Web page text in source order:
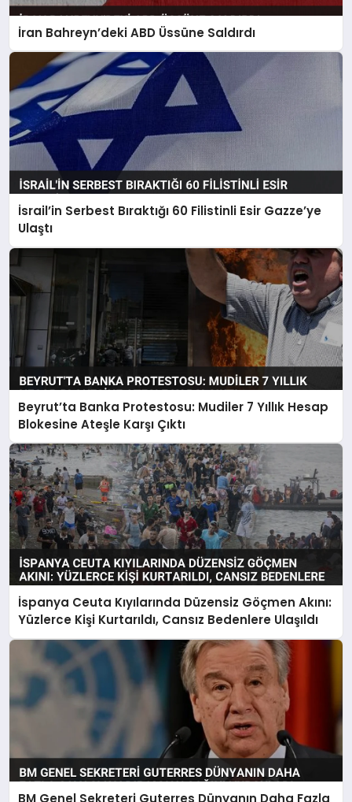
İran Bahreyn’deki ABD Üssüne Saldırdı
İsrail’in Serbest Bıraktığı 60 Filistinli Esir Gazze’ye
Ulaştı
Beyrut’ta Banka Protestosu: Mudiler 7 Yıllık Hesap
Blokesine Ateşle Karşı Çıktı
İspanya Ceuta Kıyılarında Düzensiz Göçmen Akını:
Yüzlerce Kişi Kurtarıldı, Cansız Bedenlere Ulaşıldı
BM Genel Sekreteri Guterres Dünyanın Daha Fazla